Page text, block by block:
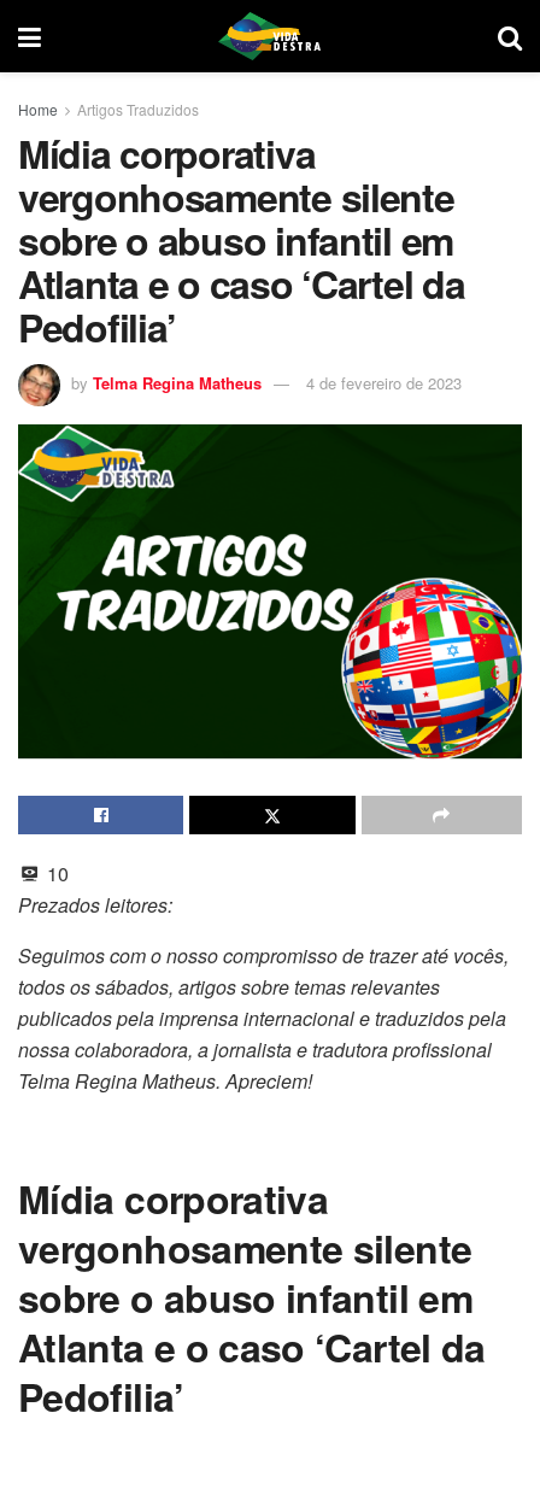
Home Artigos Traduzidos
Mídia corporativa
vergonhosamente silente
sobre o abuso infantil em
Atlanta e o caso ‘Cartel da
Pedofilia’
by Telma Regina Matheus 4 de fevereiro de 2023
10
Prezados leitores:
Seguimos com o nosso compromisso de trazer até vocês,
todos os sábados, artigos sobre temas relevantes
publicados pela imprensa internacional e traduzidos pela
nossa colaboradora, a jornalista e tradutora profissional
Telma Regina Matheus. Apreciem!
Mídia corporativa
vergonhosamente silente
sobre o abuso infantil em
Atlanta e o caso ‘Cartel da
Pedofilia’